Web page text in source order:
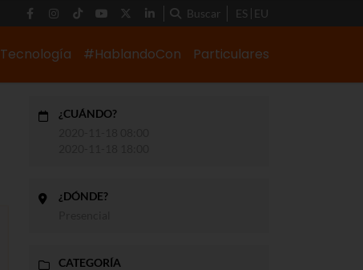
Buscar ES EU
Tecnología #HablandoCon Particulares
¿CUÁNDO?
¿DÓNDE?
CATEGORÍA